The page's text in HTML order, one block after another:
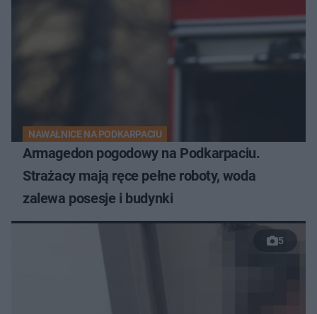
NAWAŁNICE NA PODKARPACIU
Armagedon pogodowy na Podkarpaciu.
Strażacy mają ręce pełne roboty, woda
zalewa posesje i budynki
5